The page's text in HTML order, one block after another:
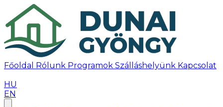
Főoldal Rólunk Programok Szálláshelyünk Kapcsolat
HU
EN